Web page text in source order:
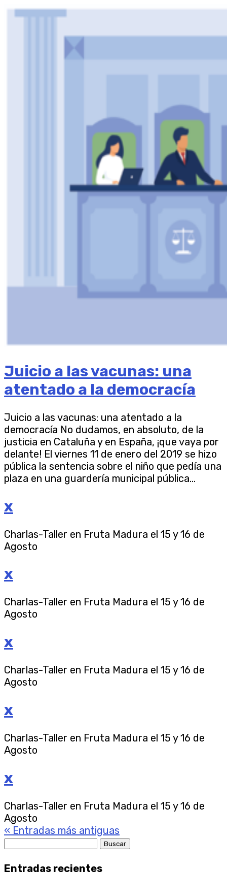
Juicio a las vacunas: una
atentado a la democracía
Juicio a las vacunas: una atentado a la
democracía No dudamos, en absoluto, de la
justicia en Cataluña y en España, ¡que vaya por
delante! El viernes 11 de enero del 2019 se hizo
pública la sentencia sobre el niño que pedía una
plaza en una guardería municipal pública...
x
Charlas-Taller en Fruta Madura el 15 y 16 de
Agosto
x
Charlas-Taller en Fruta Madura el 15 y 16 de
Agosto
x
Charlas-Taller en Fruta Madura el 15 y 16 de
Agosto
x
Charlas-Taller en Fruta Madura el 15 y 16 de
Agosto
x
Charlas-Taller en Fruta Madura el 15 y 16 de
Agosto
« Entradas más antiguas
Buscar:
Entradas recientes